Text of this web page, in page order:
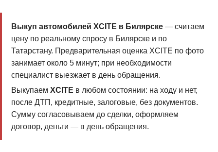
Выкуп автомобилей XCITE в Билярске— считаем
цену по реальному спросу в Билярске и по
Татарстану. Предварительная оценка XCITE по фото
занимает около 5 минут; при необходимости
специалист выезжает в день обращения.
Выкупаем XCITE в любом состоянии: на ходу и нет,
после ДТП, кредитные, залоговые, без документов.
Сумму согласовываем до сделки, оформляем
договор, деньги — в день обращения.